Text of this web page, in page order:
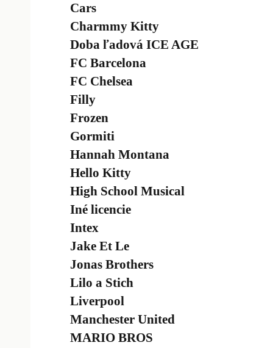
Cars
Charmmy Kitty
Doba ľadová ICE AGE
FC Barcelona
FC Chelsea
Filly
Frozen
Gormiti
Hannah Montana
Hello Kitty
High School Musical
Iné licencie
Intex
Jake Et Le
Jonas Brothers
Lilo a Stich
Liverpool
Manchester United
MARIO BROS